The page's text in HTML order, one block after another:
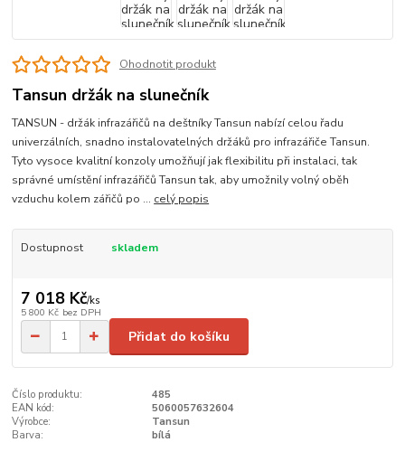
Ohodnotit produkt
Tansun držák na slunečník
TANSUN - držák infrazářičů na deštníky Tansun nabízí celou řadu
univerzálních, snadno instalovatelných držáků pro infrazářiče Tansun.
Tyto vysoce kvalitní konzoly umožňují jak flexibilitu při instalaci, tak
správné umístění infrazářičů Tansun tak, aby umožnily volný oběh
vzduchu kolem zářičů po ... celý popis
Dostupnost skladem
7 018 Kč/ks
5 800 Kč bez DPH
Přidat do košíku
Číslo produktu:
485
EAN kód:
5060057632604
Výrobce:
Tansun
Barva:
bílá